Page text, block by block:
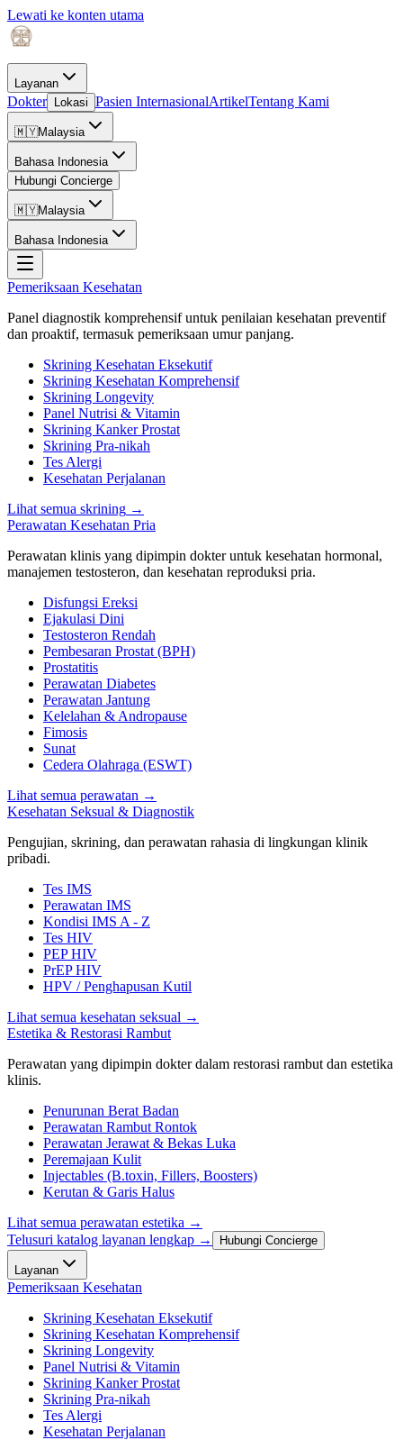
Lewati ke konten utama
Layanan
Dokter Lokasi Pasien InternasionalArtikelTentang Kami
🇲🇾Malaysia
Bahasa Indonesia
Hubungi Concierge
🇲🇾Malaysia
Bahasa Indonesia
Pemeriksaan Kesehatan
Panel diagnostik komprehensif untuk penilaian kesehatan preventif
dan proaktif, termasuk pemeriksaan umur panjang.
Skrining Kesehatan Eksekutif
Skrining Kesehatan Komprehensif
Skrining Longevity
Panel Nutrisi & Vitamin
Skrining Kanker Prostat
Skrining Pra-nikah
Tes Alergi
Kesehatan Perjalanan
Lihat semua skrining →
Perawatan Kesehatan Pria
Perawatan klinis yang dipimpin dokter untuk kesehatan hormonal,
manajemen testosteron, dan kesehatan reproduksi pria.
Disfungsi Ereksi
Ejakulasi Dini
Testosteron Rendah
Pembesaran Prostat (BPH)
Prostatitis
Perawatan Diabetes
Perawatan Jantung
Kelelahan & Andropause
Fimosis
Sunat
Cedera Olahraga (ESWT)
Lihat semua perawatan →
Kesehatan Seksual & Diagnostik
Pengujian, skrining, dan perawatan rahasia di lingkungan klinik
pribadi.
Tes IMS
Perawatan IMS
Kondisi IMS A - Z
Tes HIV
PEP HIV
PrEP HIV
HPV / Penghapusan Kutil
Lihat semua kesehatan seksual →
Estetika & Restorasi Rambut
Perawatan yang dipimpin dokter dalam restorasi rambut dan estetika
klinis.
Penurunan Berat Badan
Perawatan Rambut Rontok
Perawatan Jerawat & Bekas Luka
Peremajaan Kulit
Injectables (B.toxin, Fillers, Boosters)
Kerutan & Garis Halus
Lihat semua perawatan estetika →
Telusuri katalog layanan lengkap →
Hubungi Concierge
Layanan
Pemeriksaan Kesehatan
Skrining Kesehatan Eksekutif
Skrining Kesehatan Komprehensif
Skrining Longevity
Panel Nutrisi & Vitamin
Skrining Kanker Prostat
Skrining Pra-nikah
Tes Alergi
Kesehatan Perjalanan